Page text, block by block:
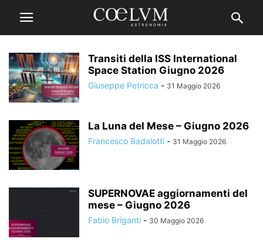
Transiti della ISS International
Space Station Giugno 2026
Giuseppe Petricca - 31 Maggio 2026
La Luna del Mese – Giugno 2026
Francesco Badalotti - 31 Maggio 2026
SUPERNOVAE aggiornamenti del
mese – Giugno 2026
Fabio Briganti - 30 Maggio 2026